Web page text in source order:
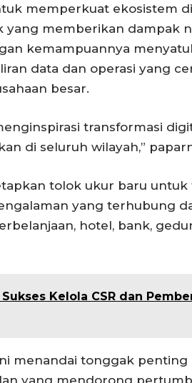
memperkuat ekosistem
memberikan dampak
kemampuannya
data dan operasi yang
besar.
transformasi
di seluruh wilayah,”
tolok ukur baru untuk
yang terhubung
hotel, bank,
Kelola CSR dan
menandai tonggak penting